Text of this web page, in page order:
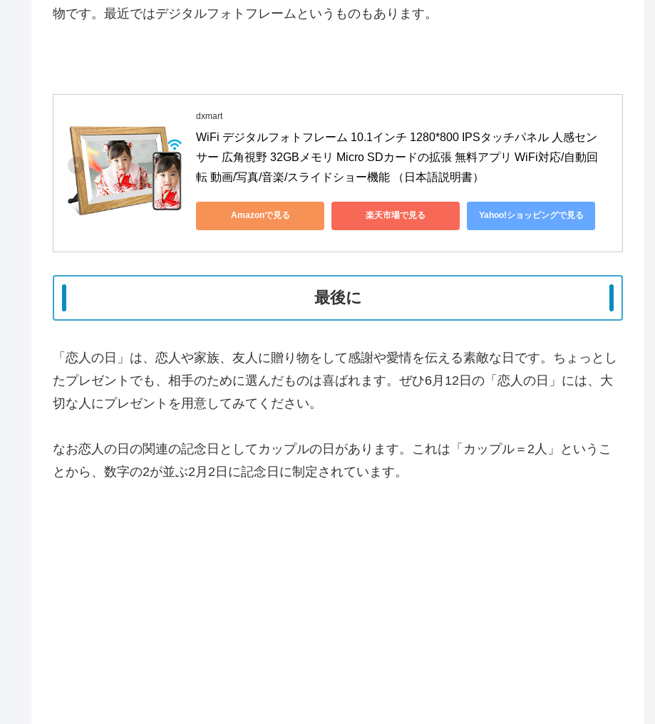
物です。最近ではデジタルフォトフレームというものもあります。
dxmart
WiFi デジタルフォトフレーム 10.1インチ 1280*800 IPSタッチパネル 人感セン
サー 広角視野 32GBメモリ Micro SDカードの拡張 無料アプリ WiFi対応/自動回
転 動画/写真/音楽/スライドショー機能 （日本語説明書）
Amazonで見る 楽天市場で見る Yahoo!ショッピングで見る
最後に
「恋人の日」は、恋人や家族、友人に贈り物をして感謝や愛情を伝える素敵な日です。ちょっとし
たプレゼントでも、相手のために選んだものは喜ばれます。ぜひ6月12日の「恋人の日」には、大
切な人にプレゼントを用意してみてください。
なお恋人の日の関連の記念日としてカップルの日があります。これは「カップル＝2人」というこ
とから、数字の2が並ぶ2月2日に記念日に制定されています。